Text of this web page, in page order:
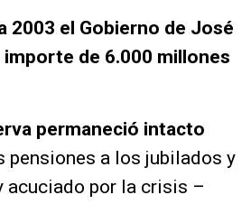
2003 el Gobierno de José
importe de 6.000 millones
permaneció intacto
pensiones a los jubilados y
acuciado por la crisis –